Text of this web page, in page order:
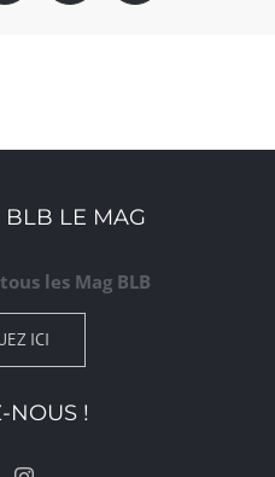
BLB LE MAG
les Mag BLB
ICI
NOUS !